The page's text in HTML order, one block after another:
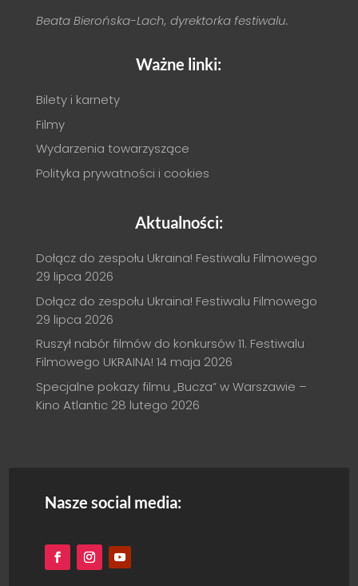
Beata Bierońska-Lach, dyrektorka festiwalu.
Ważne linki:
Bilety i karnety
Filmy
Wydarzenia towarzyszące
Polityka prywatności i cookies
Aktualności:
Dołącz do zespołu Ukraina! Festiwalu Filmowego
29 lipca 2026
Dołącz do zespołu Ukraina! Festiwalu Filmowego
29 lipca 2026
Ruszył nabór filmów do konkursów 11. Festiwalu
Filmowego UKRAINA! 14 maja 2026
Specjalne pokazy filmu „Bucza” w Warszawie –
Kino Atlantic 28 lutego 2026
Nasze social media: